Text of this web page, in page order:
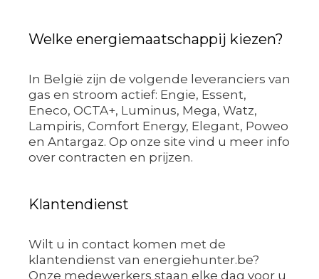
Welke energiemaatschappij kiezen?
In België zijn de volgende leveranciers van
gas en stroom actief: Engie, Essent,
Eneco, OCTA+, Luminus, Mega, Watz,
Lampiris, Comfort Energy, Elegant, Poweo
en Antargaz. Op onze site vind u meer info
over contracten en prijzen.
Klantendienst
Wilt u in contact komen met de
klantendienst van energiehunter.be?
Onze medewerkers staan elke dag voor u